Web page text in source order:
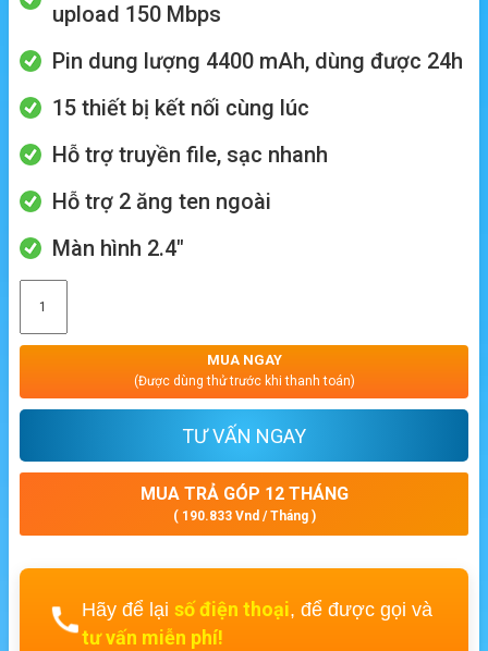
upload 150 Mbps
Pin dung lượng 4400 mAh, dùng được 24h
15 thiết bị kết nối cùng lúc
Hỗ trợ truyền file, sạc nhanh
Hỗ trợ 2 ăng ten ngoài
Màn hình 2.4″
MUA NGAY
(Được dùng thử trước khi thanh toán)
TƯ VẤN NGAY
MUA TRẢ GÓP 12 THÁNG
( 190.833 Vnd / Tháng )
Hãy để lại số điện thoại, để được gọi và
tư vấn miễn phí!